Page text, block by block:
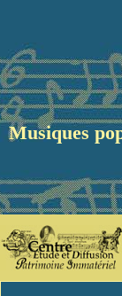
Musiques